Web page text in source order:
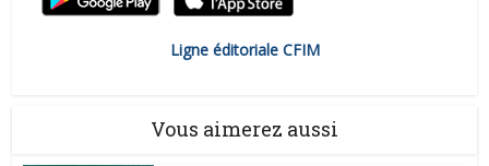
Ligne éditoriale CFIM
Vous aimerez aussi